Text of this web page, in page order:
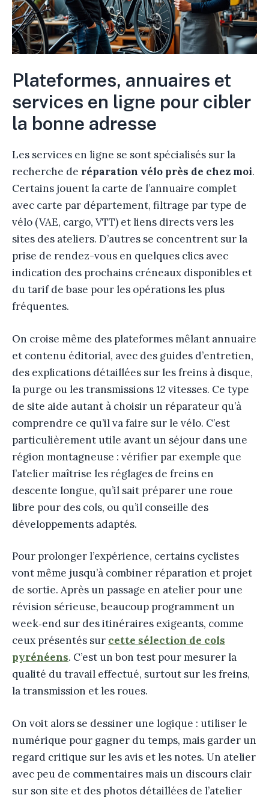
Plateformes, annuaires et
services en ligne pour cibler
la bonne adresse
Les services en ligne se sont spécialisés sur la
recherche de réparation vélo près de chez moi.
Certains jouent la carte de l’annuaire complet
avec carte par département, filtrage par type de
vélo (VAE, cargo, VTT) et liens directs vers les
sites des ateliers. D’autres se concentrent sur la
prise de rendez-vous en quelques clics avec
indication des prochains créneaux disponibles et
du tarif de base pour les opérations les plus
fréquentes.
On croise même des plateformes mêlant annuaire
et contenu éditorial, avec des guides d’entretien,
des explications détaillées sur les freins à disque,
la purge ou les transmissions 12 vitesses. Ce type
de site aide autant à choisir un réparateur qu’à
comprendre ce qu’il va faire sur le vélo. C’est
particulièrement utile avant un séjour dans une
région montagneuse : vérifier par exemple que
l’atelier maîtrise les réglages de freins en
descente longue, qu’il sait préparer une roue
libre pour des cols, ou qu’il conseille des
développements adaptés.
Pour prolonger l’expérience, certains cyclistes
vont même jusqu’à combiner réparation et projet
de sortie. Après un passage en atelier pour une
révision sérieuse, beaucoup programment un
week‑end sur des itinéraires exigeants, comme
ceux présentés sur cette sélection de cols
pyrénéens. C’est un bon test pour mesurer la
qualité du travail effectué, surtout sur les freins,
la transmission et les roues.
On voit alors se dessiner une logique : utiliser le
numérique pour gagner du temps, mais garder un
regard critique sur les avis et les notes. Un atelier
avec peu de commentaires mais un discours clair
sur son site et des photos détaillées de l’atelier